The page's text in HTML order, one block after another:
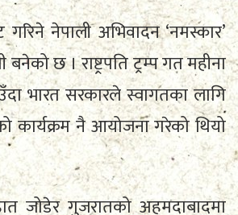
नेपाली अभिवादन ‘नमस्कार’
बनेको छ । राष्ट्रपति ट्रम्प गत महीना
भारत सरकारले स्वागतका लागि
कार्यक्रम नै आयोजना गरेको थियो
जोडेर गुजरातको अहमदाबादमा